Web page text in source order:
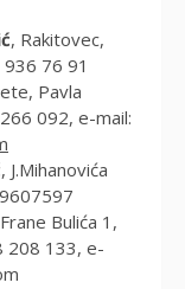
, Rakitovec,
76 91
Pavla
092, e-mail:
, J.Mihanovića
Bulića 1,
208 133, e-